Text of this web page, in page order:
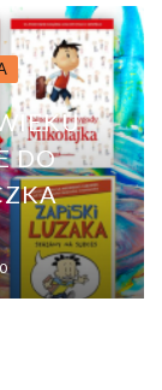
DO
0